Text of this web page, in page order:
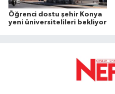
Öğrenci dostu şehir Konya
yeni üniversitelileri bekliyor